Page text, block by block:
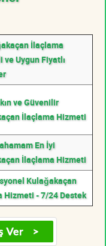
İlaçlama
ve Uygun Fiyatlı
ve Güvenilir
İlaçlama Hizmeti
En İyi
İlaçlama Hizmeti
Kulağakaçan
Hizmeti - 7/24 Destek